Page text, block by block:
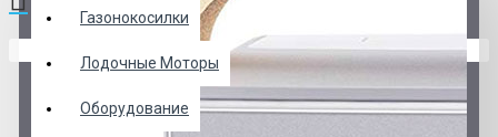
Газонокосилки
Лодочные Моторы
Оборудование